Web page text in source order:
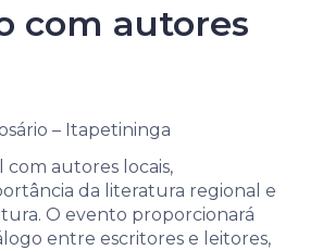
com autores
– Itapetininga
com autores locais,
da literatura regional e
O evento proporcionará
entre escritores e leitores,